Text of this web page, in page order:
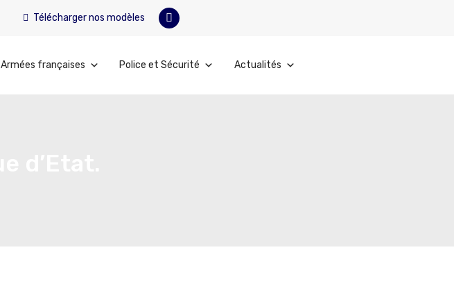
Télécharger nos modèles
Armées françaises Police et Sécurité Actualités